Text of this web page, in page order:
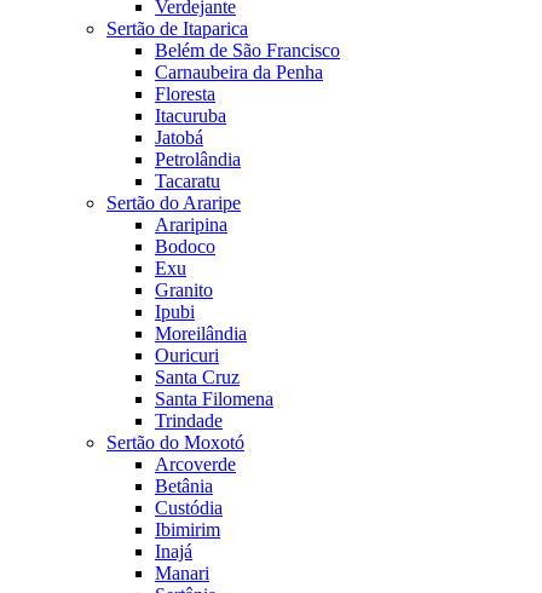
Verdejante
Sertão de Itaparica
Belém de São Francisco
Carnaubeira da Penha
Floresta
Itacuruba
Jatobá
Petrolândia
Tacaratu
Sertão do Araripe
Araripina
Bodoco
Exu
Granito
Ipubi
Moreilândia
Ouricuri
Santa Cruz
Santa Filomena
Trindade
Sertão do Moxotó
Arcoverde
Betânia
Custódia
Ibimirim
Inajá
Manari